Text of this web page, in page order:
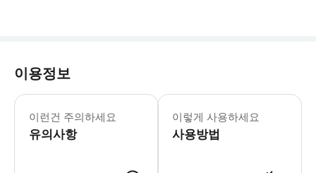
이용정보
이런건 주의하세요
유의사항
어린이 요금은 4세부터 초등학교 6학
이렇게 사용하세요
사용방법